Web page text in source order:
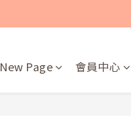
New Page 會員中心